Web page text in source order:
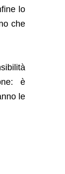
lo
che
è
le